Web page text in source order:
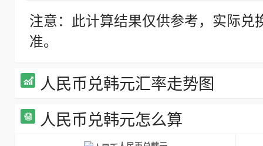
注意：此计算结果仅供参考，实际
准。
人民币兑韩元汇率走势图
人民币兑韩元怎么算